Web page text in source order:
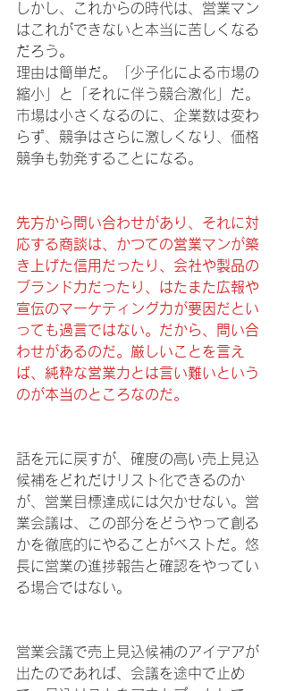
しかし、これからの時代は、営業マン
はこれができないと本当に苦しくなる
だろう。
理由は簡単だ。「少子化による市場の
縮小」と「それに伴う競合激化」だ。
市場は小さくなるのに、企業数は変わ
らず、競争はさらに激しくなり、価格
競争も勃発することになる。
先方から問い合わせがあり、それに対
応する商談は、かつての営業マンが築
き上げた信用だったり、会社や製品の
ブランド力だったり、はたまた広報や
宣伝のマーケティング力が要因だとい
っても過言ではない。だから、問い合
わせがあるのだ。厳しいことを言え
ば、純粋な営業力とは言い難いという
のが本当のところなのだ。
話を元に戻すが、確度の高い売上見込
候補をどれだけリスト化できるのか
が、営業目標達成には欠かせない。営
業会議は、この部分をどうやって創る
かを徹底的にやることがベストだ。悠
長に営業の進捗報告と確認をやってい
る場合ではない。
営業会議で売上見込候補のアイデアが
出たのであれば、会議を途中で止め